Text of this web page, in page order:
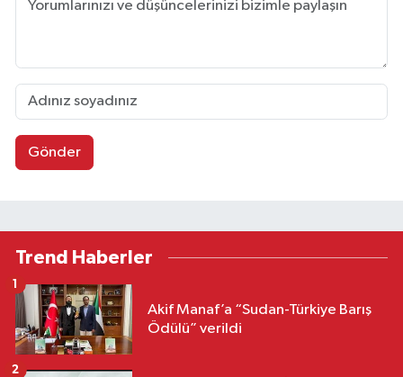
Gönder
Trend Haberler
Akif Manaf’a “Sudan-Türkiye Barış
Ödülü” verildi
1
2